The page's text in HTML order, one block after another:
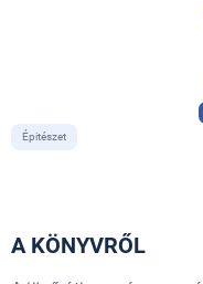
Épitészet
A KÖNYVRŐL